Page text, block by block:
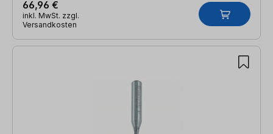
66,96 €
inkl. MwSt. zzgl.
Versandkosten